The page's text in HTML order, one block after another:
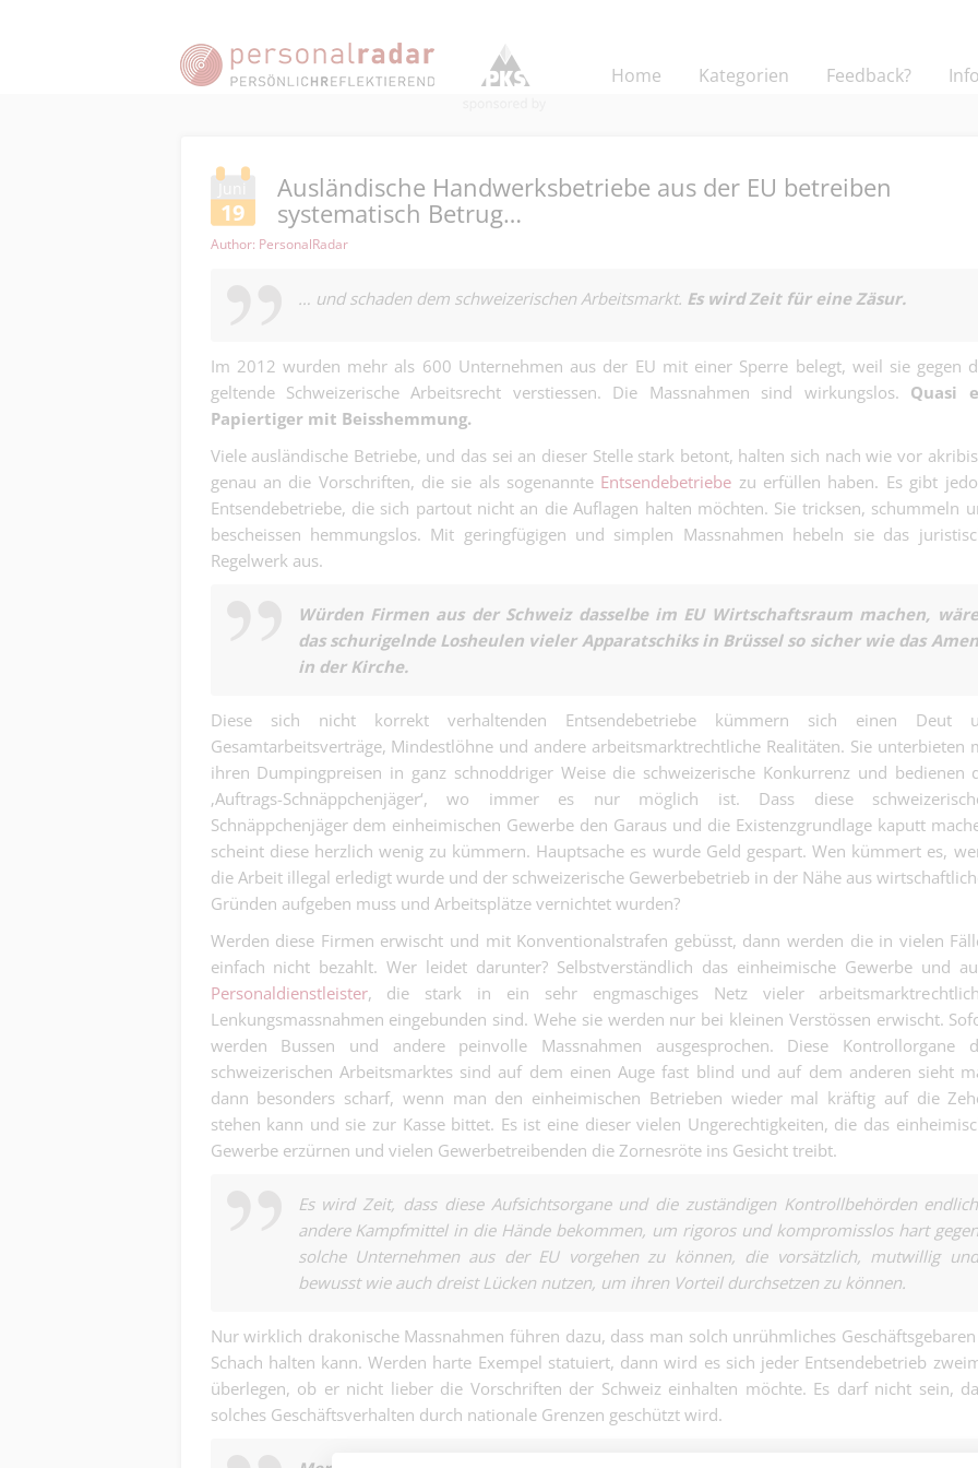
Home Kategorien Feedback? Info
Juni
19
Ausländische Handwerksbetriebe aus der EU betreiben
systematisch Betrug…
Author: PersonalRadar
… und schaden dem schweizerischen Arbeitsmarkt. Es wird Zeit für eine Zäsur.
Im 2012 wurden mehr als 600 Unternehmen aus der EU mit einer Sperre belegt, weil sie gegen
geltende Schweizerische Arbeitsrecht verstiessen. Die Massnahmen sind wirkungslos. Quasi
Papiertiger mit Beisshemmung.
Viele ausländische Betriebe, und das sei an dieser Stelle stark betont, halten sich nach wie vor
genau an die Vorschriften, die sie als sogenannte Entsendebetriebe zu erfüllen haben. Es gibt
Entsendebetriebe, die sich partout nicht an die Auflagen halten möchten. Sie tricksen, schummeln
bescheissen hemmungslos. Mit geringfügigen und simplen Massnahmen hebeln sie das
Regelwerk aus.
Würden Firmen aus der Schweiz dasselbe im EU Wirtschaftsraum machen, wäre
das schurigelnde Losheulen vieler Apparatschiks in Brüssel so sicher wie das Amen
in der Kirche.
Diese sich nicht korrekt verhaltenden Entsendebetriebe kümmern sich einen Deut
Gesamtarbeitsverträge, Mindestlöhne und andere arbeitsmarktrechtliche Realitäten. Sie unterbieten
ihren Dumpingpreisen in ganz schnoddriger Weise die schweizerische Konkurrenz und bedienen
‚Auftrags-Schnäppchenjäger‘, wo immer es nur möglich ist. Dass diese
Schnäppchenjäger dem einheimischen Gewerbe den Garaus und die Existenzgrundlage kaputt
scheint diese herzlich wenig zu kümmern. Hauptsache es wurde Geld gespart. Wen kümmert es,
die Arbeit illegal erledigt wurde und der schweizerische Gewerbebetrieb in der Nähe aus
Gründen aufgeben muss und Arbeitsplätze vernichtet wurden?
Werden diese Firmen erwischt und mit Konventionalstrafen gebüsst, dann werden die in vielen
einfach nicht bezahlt. Wer leidet darunter? Selbstverständlich das einheimische Gewerbe und
Personaldienstleister, die stark in ein sehr engmaschiges Netz vieler
Lenkungsmassnahmen eingebunden sind. Wehe sie werden nur bei kleinen Verstössen erwischt.
werden Bussen und andere peinvolle Massnahmen ausgesprochen. Diese Kontrollorgane
schweizerischen Arbeitsmarktes sind auf dem einen Auge fast blind und auf dem anderen sieht
dann besonders scharf, wenn man den einheimischen Betrieben wieder mal kräftig auf die
stehen kann und sie zur Kasse bittet. Es ist eine dieser vielen Ungerechtigkeiten, die das
Gewerbe erzürnen und vielen Gewerbetreibenden die Zornesröte ins Gesicht treibt.
Es wird Zeit, dass diese Aufsichtsorgane und die zuständigen Kontrollbehörden endlich
andere Kampfmittel in die Hände bekommen, um rigoros und kompromisslos hart gegen
solche Unternehmen aus der EU vorgehen zu können, die vorsätzlich, mutwillig und
bewusst wie auch dreist Lücken nutzen, um ihren Vorteil durchsetzen zu können.
Nur wirklich drakonische Massnahmen führen dazu, dass man solch unrühmliches
Schach halten kann. Werden harte Exempel statuiert, dann wird es sich jeder Entsendebetrieb
überlegen, ob er nicht lieber die Vorschriften der Schweiz einhalten möchte. Es darf nicht sein,
solches Geschäftsverhalten durch nationale Grenzen geschützt wird.
(temporär bis
sorgen dafür,
können….
Kaufmännisch |
Flachdächer -
Kaufmännisch | Basel
Buchhaltung &
Personalwesen
Zahlen
und Prozesse
Finanz | Basel
Kauffrau/-
Finanzen (ab
nahe dran….
Projektleitung
Mehrwert, statt
Andere | Basel
100% (m/w/d)
die für
brennen.
Isolierung und
klarkommen,
100% (m/w/d) -
Werkzeug in
Probleme im
Industrie | Basel
CNC Einrichter
100% (m/w/d)
Medizintechnik
keine groben
Toleranzen....
Industrie | Basel
Maurer für
100% (m/w/d)
werden
wie Zunder....
Bilanzsicherer
100%
HR Generalistin